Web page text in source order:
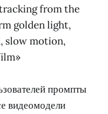
from the
golden light,
slow motion,
промпты
видеомодели